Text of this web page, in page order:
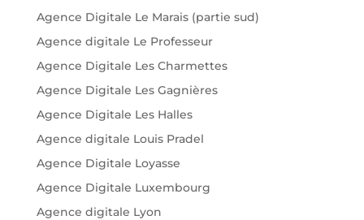
Agence Digitale Le Marais (partie sud)
Agence digitale Le Professeur
Agence Digitale Les Charmettes
Agence Digitale Les Gagnières
Agence Digitale Les Halles
Agence digitale Louis Pradel
Agence Digitale Loyasse
Agence Digitale Luxembourg
Agence digitale Lyon